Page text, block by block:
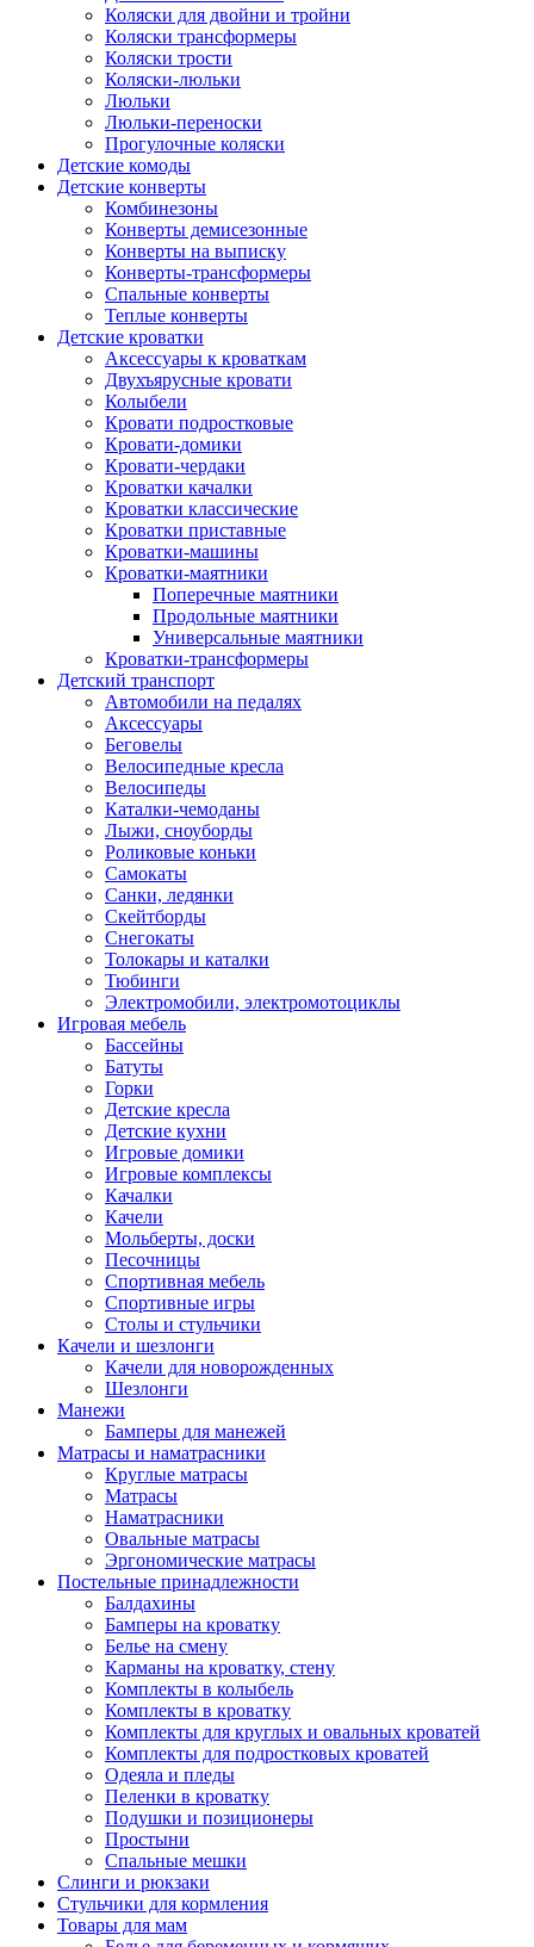
Коляски для двойни и тройни
Коляски трансформеры
Коляски трости
Коляски-люльки
Люльки
Люльки-переноски
Прогулочные коляски
Детские комоды
Детские конверты
Комбинезоны
Конверты демисезонные
Конверты на выписку
Конверты-трансформеры
Спальные конверты
Теплые конверты
Детские кроватки
Аксессуары к кроваткам
Двухъярусные кровати
Колыбели
Кровати подростковые
Кровати-домики
Кровати-чердаки
Кроватки качалки
Кроватки классические
Кроватки приставные
Кроватки-машины
Кроватки-маятники
Поперечные маятники
Продольные маятники
Универсальные маятники
Кроватки-трансформеры
Детский транспорт
Автомобили на педалях
Аксессуары
Беговелы
Велосипедные кресла
Велосипеды
Каталки-чемоданы
Лыжи, сноуборды
Роликовые коньки
Самокаты
Санки, ледянки
Скейтборды
Снегокаты
Толокары и каталки
Тюбинги
Электромобили, электромотоциклы
Игровая мебель
Бассейны
Батуты
Горки
Детские кресла
Детские кухни
Игровые домики
Игровые комплексы
Качалки
Качели
Мольберты, доски
Песочницы
Спортивная мебель
Спортивные игры
Столы и стульчики
Качели и шезлонги
Качели для новорожденных
Шезлонги
Манежи
Бамперы для манежей
Матрасы и наматрасники
Круглые матрасы
Матрасы
Наматрасники
Овальные матрасы
Эргономические матрасы
Постельные принадлежности
Балдахины
Бамперы на кроватку
Белье на смену
Карманы на кроватку, стену
Комплекты в колыбель
Комплекты в кроватку
Комплекты для круглых и овальных кроватей
Комплекты для подростковых кроватей
Одеяла и пледы
Пеленки в кроватку
Подушки и позиционеры
Простыни
Спальные мешки
Слинги и рюкзаки
Стульчики для кормления
Товары для мам